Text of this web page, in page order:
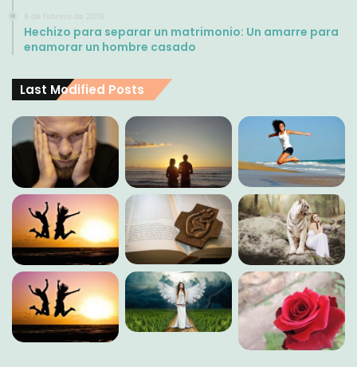
8 de febrero de 2016
Hechizo para separar un matrimonio: Un amarre para
enamorar un hombre casado
Last Modified Posts